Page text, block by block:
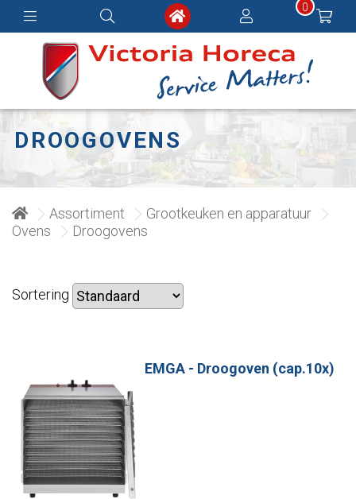
0
DROOGOVENS
Assortiment
Grootkeuken en apparatuur
Ovens
Droogovens
Sortering
EMGA - Droogoven (cap.10x)